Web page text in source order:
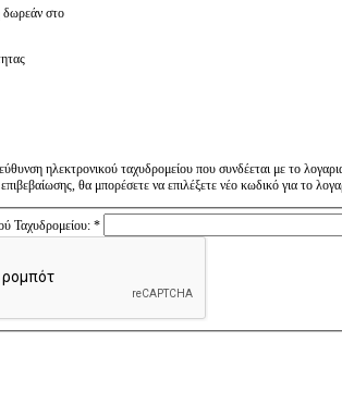
στο
ηλεκτρονικού ταχυδρομείου που συνδέεται με το
θα μπορέσετε να επιλέξετε νέο κωδικό για το
Ταχυδρομείου: *